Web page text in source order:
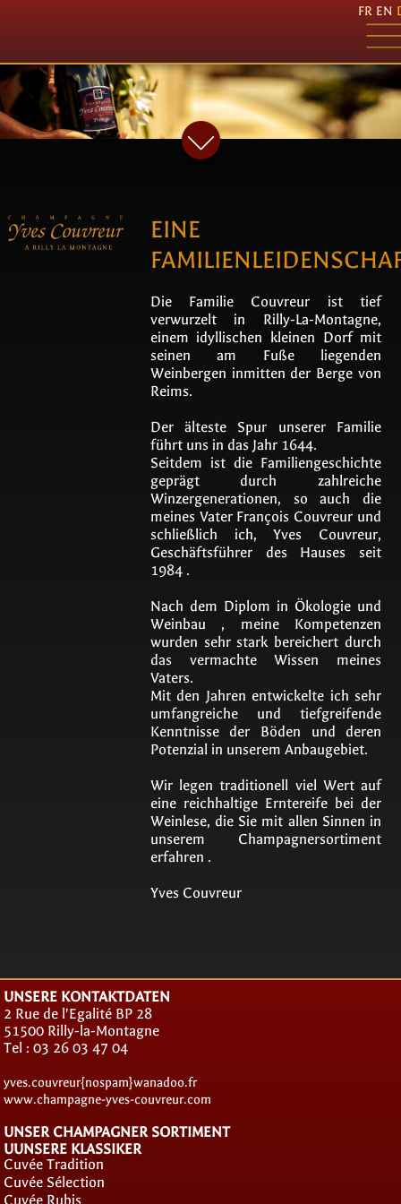
FR EN
EINE
Die Familie Couvreur ist tief
verwurzelt in Rilly-La-Montagne,
einem idyllischen kleinen Dorf mit
seinen am Fuße liegenden
Weinbergen inmitten der Berge von
Reims.
Der älteste Spur unserer Familie
führt uns in das Jahr 1644.
Seitdem ist die Familiengeschichte
geprägt durch zahlreiche
Winzergenerationen, so auch die
meines Vater François Couvreur und
schließlich ich, Yves Couvreur,
Geschäftsführer des Hauses seit
1984 .
Nach dem Diplom in Ökologie und
Weinbau , meine Kompetenzen
wurden sehr stark bereichert durch
das vermachte Wissen meines
Vaters.
Mit den Jahren entwickelte ich sehr
umfangreiche und tiefgreifende
Kenntnisse der Böden und deren
Potenzial in unserem Anbaugebiet.
Wir legen traditionell viel Wert auf
eine reichhaltige Erntereife bei der
Weinlese, die Sie mit allen Sinnen in
unserem Champagnersortiment
erfahren .
Yves Couvreur
UNSERE KONTAKTDATEN
2 Rue de l'Egalité BP 28
51500 Rilly-la-Montagne
Tel : 03 26 03 47 04
yves.couvreur{nospam}wanadoo.fr
www.champagne-yves-couvreur.com
UNSER CHAMPAGNER SORTIMENT
UUNSERE KLASSIKER
Cuvée Tradition
Cuvée Sélection
Cuvée Rubis